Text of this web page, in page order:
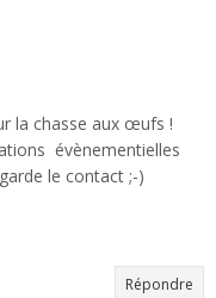
la chasse aux œufs !
évènementielles
le contact ;-)
Répondre